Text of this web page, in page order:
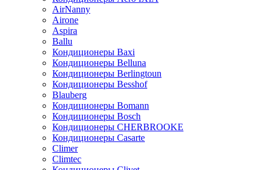
AirNanny
Airone
Aspira
Ballu
Кондиционеры Baxi
Кондиционеры Belluna
Кондиционеры Berlingtoun
Кондиционеры Besshof
Blauberg
Кондиционеры Bomann
Кондиционеры Bosch
Кондиционеры CHERBROOKE
Кондиционеры Casarte
Climer
Climtec